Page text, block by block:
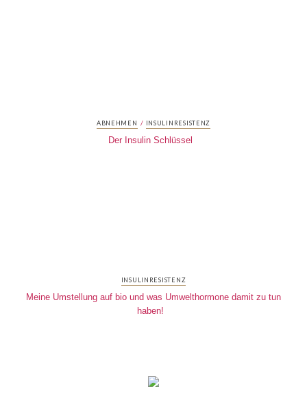
ABNEHMEN / INSULINRESISTENZ
Der Insulin Schlüssel
INSULINRESISTENZ
Meine Umstellung auf bio und was Umwelthormone damit zu tun
haben!